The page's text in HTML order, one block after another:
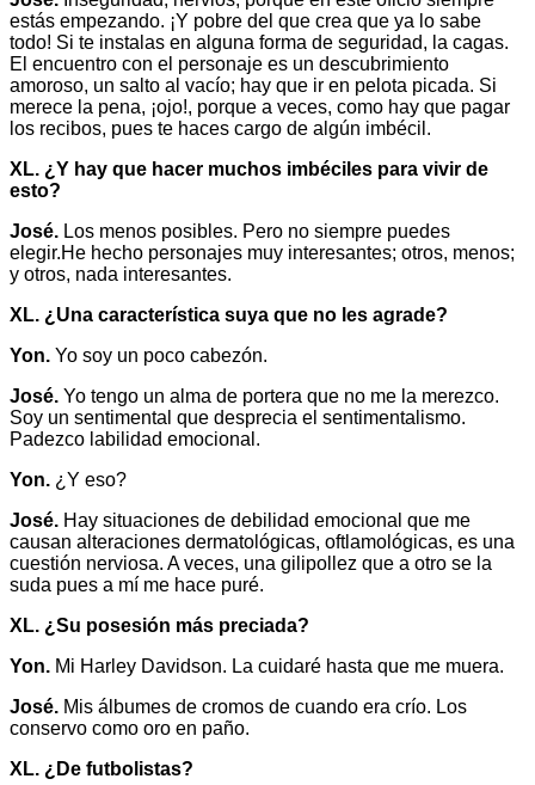
estás empezando. ¡Y pobre del que crea que ya lo sabe
todo! Si te instalas en alguna forma de seguridad, la cagas.
El encuentro con el personaje es un descubrimiento
amoroso, un salto al vacío; hay que ir en pelota picada. Si
merece la pena, ¡ojo!, porque a veces, como hay que pagar
los recibos, pues te haces cargo de algún imbécil.
XL. ¿Y hay que hacer muchos imbéciles para vivir de
esto?
José. Los menos posibles. Pero no siempre puedes
elegir.He hecho personajes muy interesantes; otros, menos;
y otros, nada interesantes.
XL. ¿Una característica suya que no les agrade?
Yon. Yo soy un poco cabezón.
José. Yo tengo un alma de portera que no me la merezco.
Soy un sentimental que desprecia el sentimentalismo.
Padezco labilidad emocional.
Yon. ¿Y eso?
José. Hay situaciones de debilidad emocional que me
causan alteraciones dermatológicas, oftlamológicas, es una
cuestión nerviosa. A veces, una gilipollez que a otro se la
suda pues a mí me hace puré.
XL. ¿Su posesión más preciada?
Yon. Mi Harley Davidson. La cuidaré hasta que me muera.
José. Mis álbumes de cromos de cuando era crío. Los
conservo como oro en paño.
XL. ¿De futbolistas?